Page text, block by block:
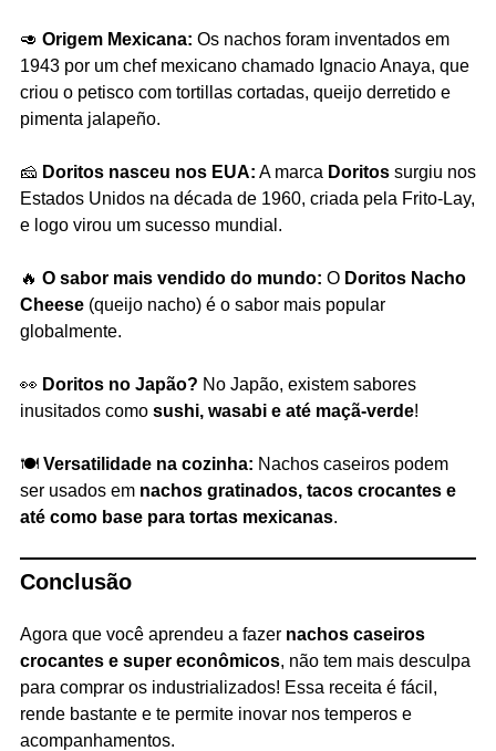
🥑 Origem Mexicana: Os nachos foram inventados em
1943 por um chef mexicano chamado Ignacio Anaya, que
criou o petisco com tortillas cortadas, queijo derretido e
pimenta jalapeño.
🧀 Doritos nasceu nos EUA: A marca Doritossurgiu nos
Estados Unidos na década de 1960, criada pela Frito-Lay,
e logo virou um sucesso mundial.
🔥 O sabor mais vendido do mundo: O Doritos Nacho
Cheese(queijo nacho) é o sabor mais popular
globalmente.
👀 Doritos no Japão? No Japão, existem sabores
inusitados como sushi, wasabi e até maçã-verde!
🍽️ Versatilidade na cozinha: Nachos caseiros podem
ser usados em nachos gratinados, tacos crocantes e
até como base para tortas mexicanas.
Conclusão
Agora que você aprendeu a fazer nachos caseiros
crocantes e super econômicos, não tem mais desculpa
para comprar os industrializados! Essa receita é fácil,
rende bastante e te permite inovar nos temperos e
acompanhamentos.